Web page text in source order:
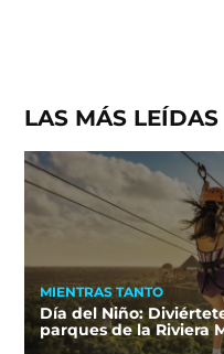
LAS MÁS LEÍDAS
MIENTRAS TANTO
Día del Niño:
parques de la Riviera